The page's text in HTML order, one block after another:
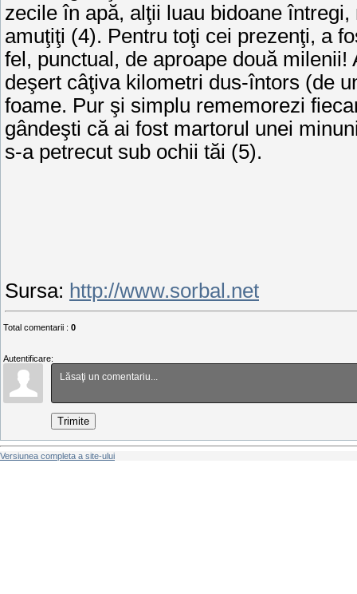
zecile în apă, alţii luau bidoane
amuţiţi (4). Pentru toţi cei prezenţi, a
fel, punctual, de aproape două
deşert câţiva kilometri dus-întors (de
foame. Pur şi simplu re­memorezi
gândeşti că ai fost martorul unei
s-a petrecut sub ochii tăi (5).
Sursa: http://www.sorbal.net
Total comentarii : 0
Autentificare:
Trimite
Versiunea completa a site-ului